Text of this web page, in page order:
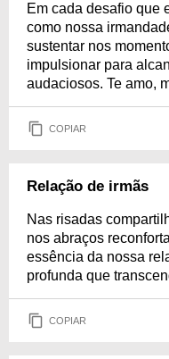
Em cada desafio que
como nossa
sustentar nos
impulsionar para
audaciosos. Te amo,
COPIAR
Relação de irmãs
Nas risadas
nos abraços
essência da nossa
profunda que
COPIAR